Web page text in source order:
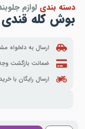
دسته بندی لوازم
بوش کله قندی mvm 110
ارسال به دلخواه
ضمانت بازگشت
ارسال رایگان با خرید بالای 5